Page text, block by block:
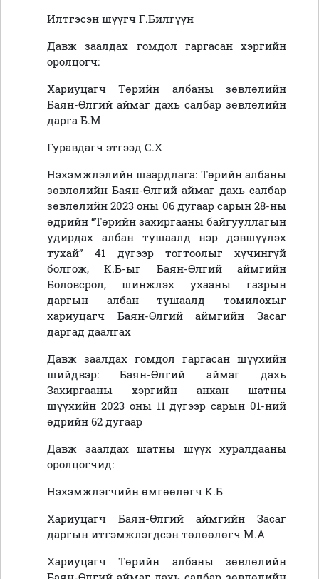
Илтгэсэн шүүгч Г.Билгүүн
Давж заалдах гомдол гаргасан хэргийн
оролцогч:
Хариуцагч Төрийн албаны зөвлөлийн
Баян-Өлгий аймаг дахь салбар зөвлөлийн
дарга Б.М
Гуравдагч этгээд С.Х
Нэхэмжлэлийн шаардлага: Төрийн албаны
зөвлөлийн Баян-Өлгий аймаг дахь салбар
зөвлөлийн 2023 оны 06 дугаар сарын 28-ны
өдрийн “Төрийн захиргааны байгууллагын
удирдах албан тушаалд нэр дэвшүүлэх
тухай” 41 дүгээр тогтоолыг хүчингүй
болгож, К.Б-ыг Баян-Өлгий аймгийн
Боловсрол, шинжлэх ухааны газрын
даргын албан тушаалд томилохыг
хариуцагч Баян-Өлгий аймгийн Засаг
даргад даалгах
Давж заалдах гомдол гаргасан шүүхийн
шийдвэр: Баян-Өлгий аймаг дахь
Захиргааны хэргийн анхан шатны
шүүхийн 2023 оны 11 дүгээр сарын 01-ний
өдрийн 62 дугаар
Давж заалдах шатны шүүх хуралдааны
оролцогчид:
Нэхэмжлэгчийн өмгөөлөгч К.Б
Хариуцагч Баян-Өлгий аймгийн Засаг
даргын итгэмжлэгдсэн төлөөлөгч М.А
Хариуцагч Төрийн албаны зөвлөлийн